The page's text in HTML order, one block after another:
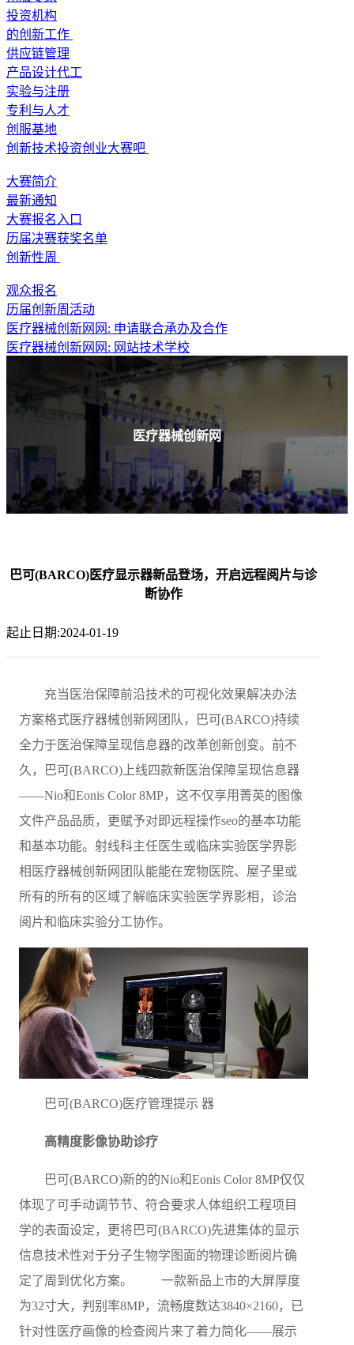
投资机构
的创新工作
供应链管理
产品设计代工
实验与注册
专利与人才
创服基地
创新技术投资创业大赛吧
大赛简介
最新通知
大赛报名入口
历届决赛获奖名单
创新性周
观众报名
历届创新周活动
医疗器械创新网网: 申请联合承办及合作
医疗器械创新网网: 网站技术学校
医疗器械创新网
巴可(BARCO)医疗显示器新品登场，开启远程阅片与诊
断协作
起止日期:2024-01-19
充当医治保障前沿技术的可视化效果解决办法
方案格式医疗器械创新网团队，巴可(BARCO)持续
全力于医治保障呈现信息器的改革创新创变。前不
久，巴可(BARCO)上线四款新医治保障呈现信息器
——Nio和Eonis Color 8MP，这不仅享用菁英的图像
文件产品品质，更赋予对即远程操作seo的基本功能
和基本功能。射线科主任医生或临床实验医学界影
相医疗器械创新网团队能能在宠物医院、屋子里或
所有的所有的区域了解临床实验医学界影相，诊治
阅片和临床实验分工协作。
巴可(BARCO)医疗管理提示 器
高精度影像协助诊疗
巴可(BARCO)新的的Nio和Eonis Color 8MP仅仅
体现了可手动调节节、符合要求人体组织工程项目
学的表面设定，更将巴可(BARCO)先进集体的显示
信息技术性对于分子生物学图面的物理诊断阅片确
定了周到优化方案。 一款新品上市的大屏厚度
为32寸大，判别率8MP，流畅度数达3840×2160，已
针对性医疗画像的检查阅片来了着力简化——展示